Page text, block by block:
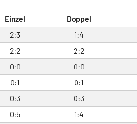
Einzel Doppel
2:3 1:4
2:2 2:2
0:0 0:0
0:1 0:1
0:3 0:3
0:5 1:4